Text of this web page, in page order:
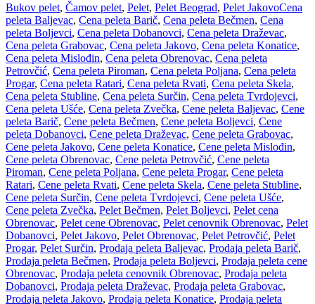
Bukov pelet, Čamov pelet, Pelet, Pelet Beograd, Pelet JakovoCena
peleta Baljevac, Cena peleta Barič, Cena peleta Bečmen, Cena
peleta Boljevci, Cena peleta Dobanovci, Cena peleta Draževac,
Cena peleta Grabovac, Cena peleta Jakovo, Cena peleta Konatice,
Cena peleta Mislođin, Cena peleta Obrenovac, Cena peleta
Petrovčić, Cena peleta Piroman, Cena peleta Poljana, Cena peleta
Progar, Cena peleta Ratari, Cena peleta Rvati, Cena peleta Skela,
Cena peleta Stubline, Cena peleta Surčin, Cena peleta Tvrdojevci,
Cena peleta Ušće, Cena peleta Zvečka, Cene peleta Baljevac, Cene
peleta Barič, Cene peleta Bečmen, Cene peleta Boljevci, Cene
peleta Dobanovci, Cene peleta Draževac, Cene peleta Grabovac,
Cene peleta Jakovo, Cene peleta Konatice, Cene peleta Mislođin,
Cene peleta Obrenovac, Cene peleta Petrovčić, Cene peleta
Piroman, Cene peleta Poljana, Cene peleta Progar, Cene peleta
Ratari, Cene peleta Rvati, Cene peleta Skela, Cene peleta Stubline,
Cene peleta Surčin, Cene peleta Tvrdojevci, Cene peleta Ušće,
Cene peleta Zvečka, Pelet Bečmen, Pelet Boljevci, Pelet cena
Obrenovac, Pelet cene Obrenovac, Pelet cenovnik Obrenovac, Pelet
Dobanovci, Pelet Jakovo, Pelet Obrenovac, Pelet Petrovčić, Pelet
Progar, Pelet Surčin, Prodaja peleta Baljevac, Prodaja peleta Barič,
Prodaja peleta Bečmen, Prodaja peleta Boljevci, Prodaja peleta cene
Obrenovac, Prodaja peleta cenovnik Obrenovac, Prodaja peleta
Dobanovci, Prodaja peleta Draževac, Prodaja peleta Grabovac,
Prodaja peleta Jakovo, Prodaja peleta Konatice, Prodaja peleta